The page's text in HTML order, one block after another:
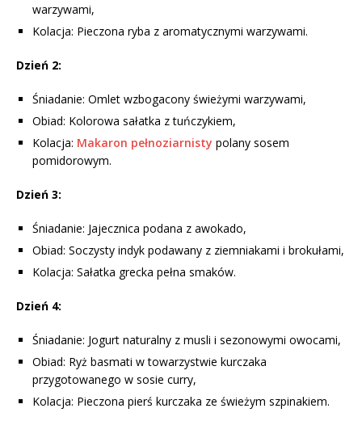
warzywami,
Kolacja: Pieczona ryba z aromatycznymi warzywami.
Dzień 2:
Śniadanie: Omlet wzbogacony świeżymi warzywami,
Obiad: Kolorowa sałatka z tuńczykiem,
Kolacja: Makaron pełnoziarnisty polany sosem
pomidorowym.
Dzień 3:
Śniadanie: Jajecznica podana z awokado,
Obiad: Soczysty indyk podawany z ziemniakami i brokułami,
Kolacja: Sałatka grecka pełna smaków.
Dzień 4:
Śniadanie: Jogurt naturalny z musli i sezonowymi owocami,
Obiad: Ryż basmati w towarzystwie kurczaka
przygotowanego w sosie curry,
Kolacja: Pieczona pierś kurczaka ze świeżym szpinakiem.